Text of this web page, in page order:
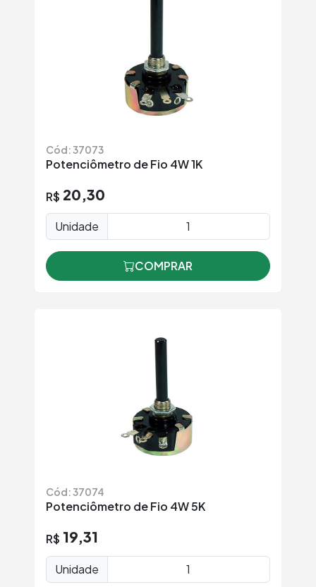
Cód: 37073
Potenciômetro de Fio 4W 1K
R$ 20,30
Unidade
COMPRAR
Cód: 37074
Potenciômetro de Fio 4W 5K
R$ 19,31
Unidade